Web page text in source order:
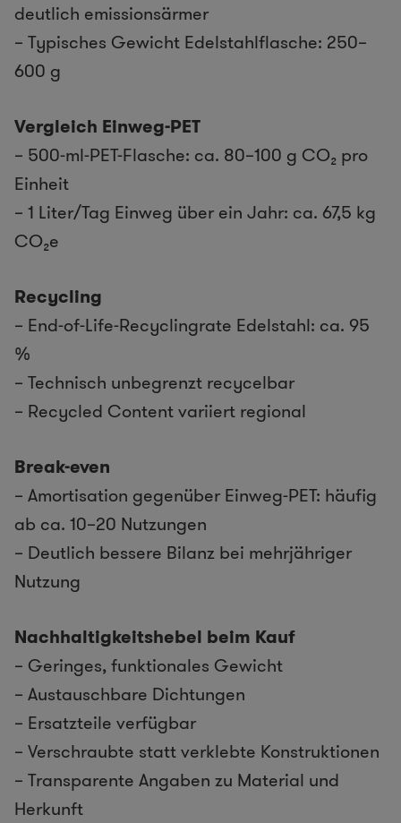
deutlich emissionsärmer
– Typisches Gewicht Edelstahlflasche: 250–
600 g
Vergleich Einweg-PET
– 500-ml-PET-Flasche: ca. 80–100 g CO₂ pro
Einheit
– 1 Liter/Tag Einweg über ein Jahr: ca. 67,5 kg
CO₂e
Recycling
– End-of-Life-Recyclingrate Edelstahl: ca. 95
%
– Technisch unbegrenzt recycelbar
– Recycled Content variiert regional
Break-even
– Amortisation gegenüber Einweg-PET: häufig
ab ca. 10–20 Nutzungen
– Deutlich bessere Bilanz bei mehrjähriger
Nutzung
Nachhaltigkeitshebel beim Kauf
– Geringes, funktionales Gewicht
– Austauschbare Dichtungen
– Ersatzteile verfügbar
– Verschraubte statt verklebte Konstruktionen
– Transparente Angaben zu Material und
Herkunft